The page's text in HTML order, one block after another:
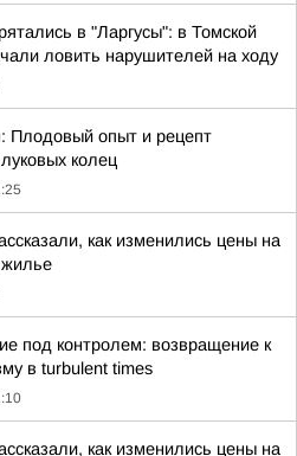
в "Ларгусы": в Томской
ловить нарушителей на ходу
Плодовый опыт и рецепт
колец
как изменились цены на
жилье
под контролем: возвращение к
в turbulent times
как изменились цены на